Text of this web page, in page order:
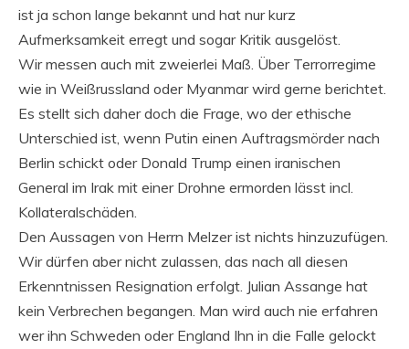
ist ja schon lange bekannt und hat nur kurz
Aufmerksamkeit erregt und sogar Kritik ausgelöst.
Wir messen auch mit zweierlei Maß. Über Terrorregime
wie in Weißrussland oder Myanmar wird gerne berichtet.
Es stellt sich daher doch die Frage, wo der ethische
Unterschied ist, wenn Putin einen Auftragsmörder nach
Berlin schickt oder Donald Trump einen iranischen
General im Irak mit einer Drohne ermorden lässt incl.
Kollateralschäden.
Den Aussagen von Herrn Melzer ist nichts hinzuzufügen.
Wir dürfen aber nicht zulassen, das nach all diesen
Erkenntnissen Resignation erfolgt. Julian Assange hat
kein Verbrechen begangen. Man wird auch nie erfahren
wer ihn Schweden oder England Ihn in die Falle gelockt